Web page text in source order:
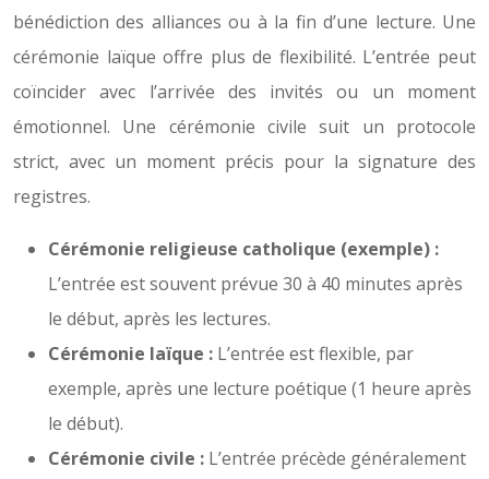
bénédiction des alliances ou à la fin d’une lecture. Une
cérémonie laïque offre plus de flexibilité. L’entrée peut
coïncider avec l’arrivée des invités ou un moment
émotionnel. Une cérémonie civile suit un protocole
strict, avec un moment précis pour la signature des
registres.
Cérémonie religieuse catholique (exemple) :
L’entrée est souvent prévue 30 à 40 minutes après
le début, après les lectures.
Cérémonie laïque : L’entrée est flexible, par
exemple, après une lecture poétique (1 heure après
le début).
Cérémonie civile : L’entrée précède généralement